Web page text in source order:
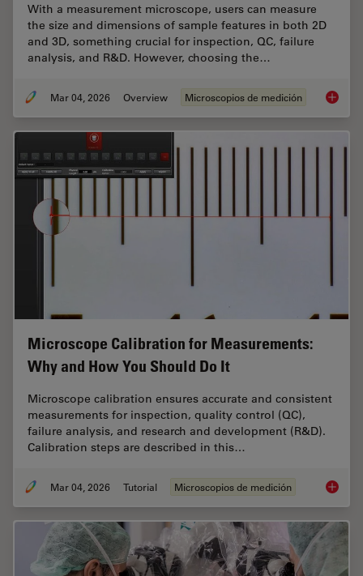
With a measurement microscope, users can measure
the size and dimensions of sample features in both 2D
and 3D, something crucial for inspection, QC, failure
analysis, and R&D. However, choosing the…
Mar 04, 2026 Overview Microscopios de medición How to
Microscope Calibration for Measurements:
Why and How You Should Do It
Microscope calibration ensures accurate and consistent
measurements for inspection, quality control (QC),
failure analysis, and research and development (R&D).
Calibration steps are described in this…
Mar 04, 2026 Tutorial Microscopios de medición